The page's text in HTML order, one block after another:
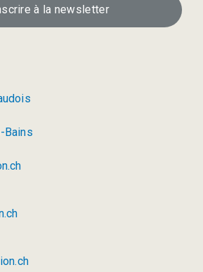
à la newsletter
Bains